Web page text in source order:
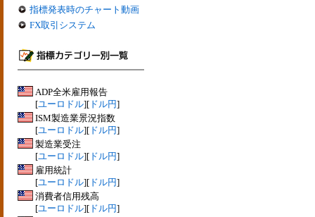
指標発表時のチャート動画
FX取引システム
ADP全米雇用報告
[ユーロドル][ ドル円]
ISM製造業景況指数
[ユーロドル][ ドル円]
製造業受注
[ユーロドル][ ドル円]
雇用統計
[ユーロドル][ ドル円]
消費者信用残高
[ユーロドル][ ドル円]